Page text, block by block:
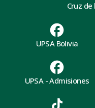
Cruz de
UPSA Bolivia
UPSA - Admisiones